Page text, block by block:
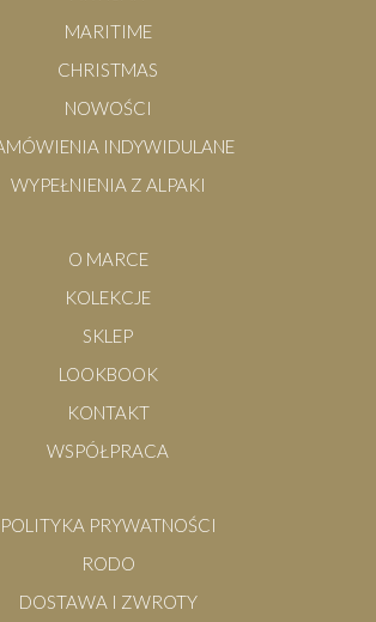
MARITIME
CHRISTMAS
NOWOŚCI
INDYWIDULANE
WYPEŁNIENIA Z ALPAKI
O MARCE
KOLEKCJE
SKLEP
LOOKBOOK
KONTAKT
WSPÓŁPRACA
POLITYKA PRYWATNOŚCI
RODO
DOSTAWA I ZWROTY